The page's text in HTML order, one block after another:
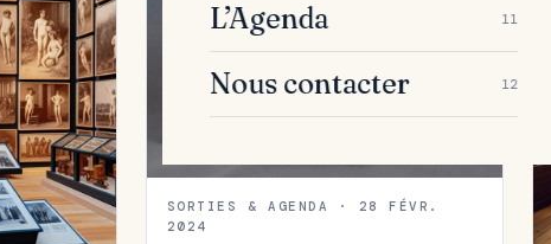
L’Agenda 11
Nous contacter 12
SORTIES & AGENDA · 28 FÉVR.
2024